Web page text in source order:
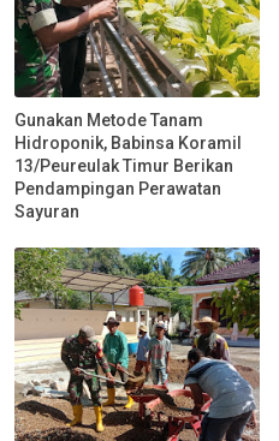
Gunakan Metode Tanam
Hidroponik, Babinsa Koramil
13/Peureulak Timur Berikan
Pendampingan Perawatan
Sayuran